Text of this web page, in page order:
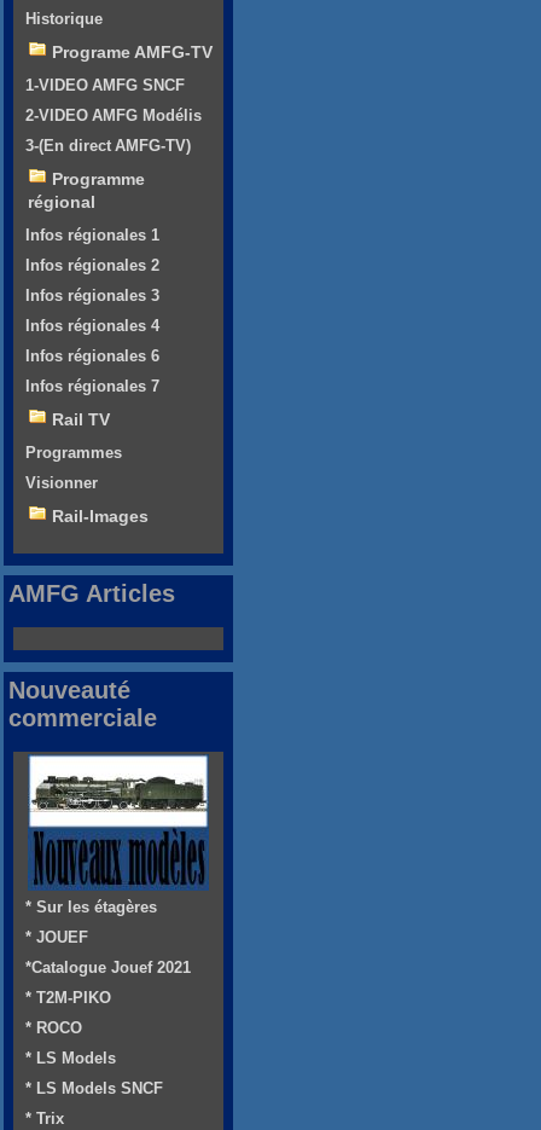
Historique
Programe AMFG-TV
1-VIDEO AMFG SNCF
2-VIDEO AMFG Modélis
3-(En direct AMFG-TV)
Programme
régional
Infos régionales 1
Infos régionales 2
Infos régionales 3
Infos régionales 4
Infos régionales 6
Infos régionales 7
Rail TV
Programmes
Visionner
Rail-Images
AMFG Articles
Nouveauté
commerciale
* Sur les étagères
* JOUEF
*Catalogue Jouef 2021
* T2M-PIKO
* ROCO
* LS Models
* LS Models SNCF
* Trix